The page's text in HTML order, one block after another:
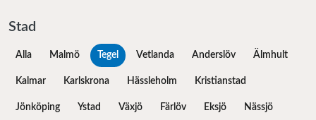
Stad
Alla Malmö Tegel Vetlanda Anderslöv Älmhult
Kalmar Karlskrona Hässleholm Kristianstad
Jönköping Ystad Växjö Färlöv Eksjö Nässjö